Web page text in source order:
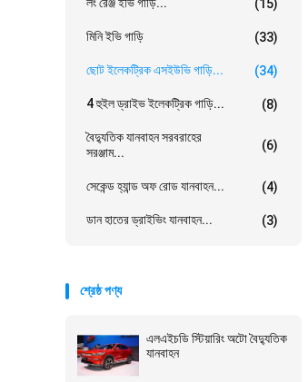
(15)
মিনি ইভি গাড়ি (33)
ছোট ইলেকট্রিক এসইউভি গাড়ি... (34)
4 হুইল ড্রাইভ ইলেকট্রিক গাড়ি... (8)
বৈদ্যুতিক যানবাহন সরবরাহের
সরঞ্জাম...
(6)
সেকেন্ড হ্যান্ড অফ রোড যানবাহন... (4)
ডান হাতের ড্রাইভিং যানবাহন... (3)
শ্রেষ্ঠ পণ্য
এলএইচডি স্টিয়ারিং অটো বৈদ্যুতিক
যানবাহন